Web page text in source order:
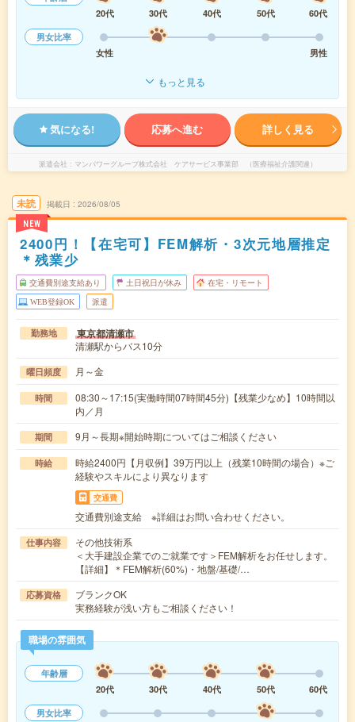
20代
30代 40代 50代
60代
男女比率
女性
男性
もっと見る
気になる! 応募へ進む 詳しく見る
派遣会社 マンパワーグループ株式会社 ケアサービス事業部 （医療福祉介護関連）
未読
NEW
掲載日 2026/08/05
2400円！【在宅可】FEM解析・3次元地層推定
＊残業少
交通費別途支給あり 土日祝日が休み 在宅・リモート
WEB登録OK 派遣
勤務地 東京都清瀬市
清瀬駅からバス10分
曜日頻度 月～金
時間
08:30～17:15(実働時間07時間45分)【残業少なめ】10時間以
内／月
期間 9月～長期※開始時期についてはご相談ください
時給
時給2400円【月収例】39万円以上（残業10時間の場合）※ご
経験やスキルにより異なります
交通費
交通費別途支給 ※詳細はお問い合わせください。
仕事内容
その他技術系
＜大手建設企業でのご就業です＞FEM解析をお任せします。
【詳細】＊FEM解析(60%)・地盤/基礎/…
応募資格
ブランクOK
実務経験が浅い方もご相談ください！
職場の雰囲気
年齢層
20代
30代 40代 50代
60代
男女比率